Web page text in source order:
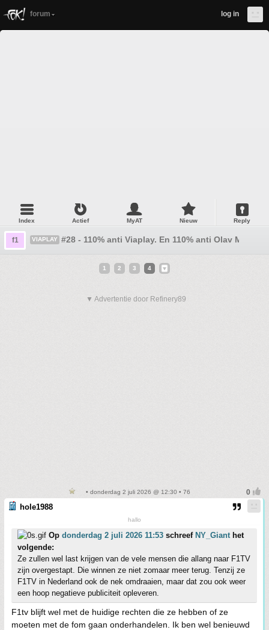
forum log in
Index Actief MyAT Nieuw Reply
f1 VIAPLAY #28 - 110% anti Viaplay. En 110% anti Olav Mol.
1 2 3 4
▼ Advertentie door Refinery89
• donderdag 2 juli 2026 @ 12:30 • 76
hole1988
hallo
Op donderdag 2 juli 2026 11:53 schreef NY_Gianthet
volgende:
Ze zullen wel last krijgen van de vele mensen die allang naar F1TV
zijn overgestapt. Die winnen ze niet zomaar meer terug. Tenzij ze
F1TV in Nederland ook de nek omdraaien, maar dat zou ook weer
een hoop negatieve publiciteit opleveren.
F1tv blijft wel met de huidige rechten die ze hebben of ze
moeten met de fom gaan onderhandelen. Ik ben wel benieuwd